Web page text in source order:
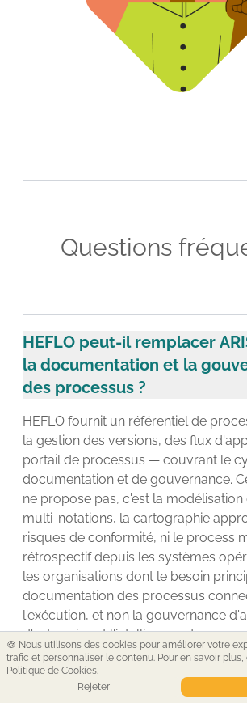
Questions
HEFLO peut-il remplacer
la documentation et la
des processus ?
HEFLO fournit un référentiel de
la gestion des versions, des flux
portail de processus — couvrant le
documentation et de gouvernance.
ne propose pas, c'est la modélisation
multi-notations, la cartographie
risques de conformité, ni le process
rétrospectif depuis les systèmes
les organisations dont le besoin
documentation des processus
l'exécution, et non la gouvernance
d'entreprise et l'intelligence des
est un choix approprié.
🍪 Nous utilisons des cookies pour améliorer votre
trafic et personnaliser le contenu. Pour en savoir plus,
Politique de Cookies.
Rejeter